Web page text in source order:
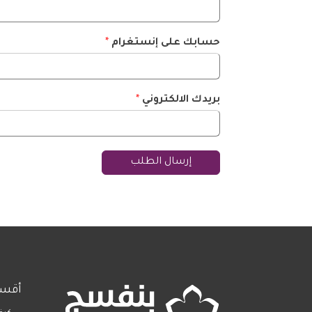
حسابك على إنستغرام *
بريدك الالكتروني *
إرسال الطلب